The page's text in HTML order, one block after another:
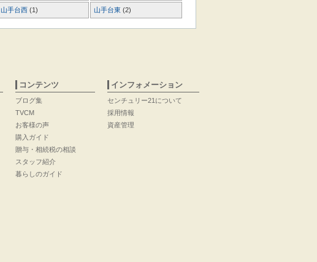
山手台西 (1) 山手台東 (2)
コンテンツ
ブログ集
TVCM
お客様の声
購入ガイド
贈与・相続税の相談
スタッフ紹介
暮らしのガイド
インフォメーション
センチュリー21について
採用情報
資産管理